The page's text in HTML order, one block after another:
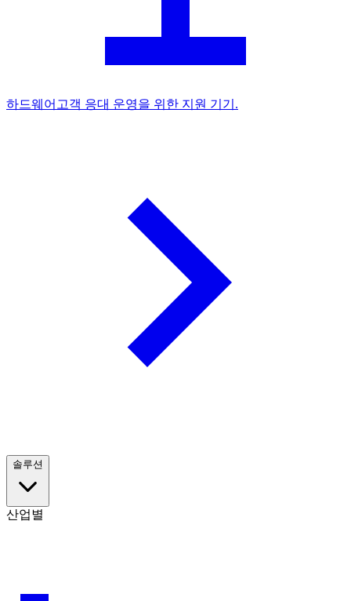
하드웨어 고객 응대 운영을 위한 지원 기기.
솔루션
산업별